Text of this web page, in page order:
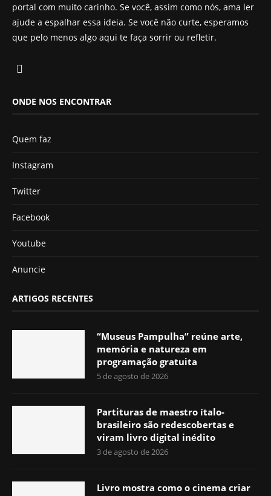
portal com muito carinho. Se você, assim como nós, ama ler
ajude a espalhar essa ideia. Se você não curte, esperamos
que pelo menos algo aqui te faça sorrir ou refletir.
ONDE NOS ENCONTRAR
Quem faz
Instagram
Twitter
Facebook
Youtube
Anuncie
ARTIGOS RECENTES
“Museus Pampulha” reúne arte,
memória e natureza em
programação gratuita
5 de agosto de 2026
Partituras de maestro ítalo-
brasileiro são redescobertas e
viram livro digital inédito
3 de agosto de 2026
Livro mostra como o cinema criar